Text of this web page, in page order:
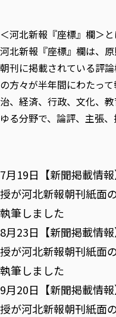
＜河北新報『座標』欄＞
河北新報『座標』欄は、
朝刊に掲載されている評
の方々が半年間にわたっ
治、経済、行政、文化、
ゆる分野で、論評、主張、
7月19日【新聞掲載情
授が河北新報朝刊紙面
執筆しました
8月23日【新聞掲載情
授が河北新報朝刊紙面
執筆しました
9月20日【新聞掲載情
授が河北新報朝刊紙面